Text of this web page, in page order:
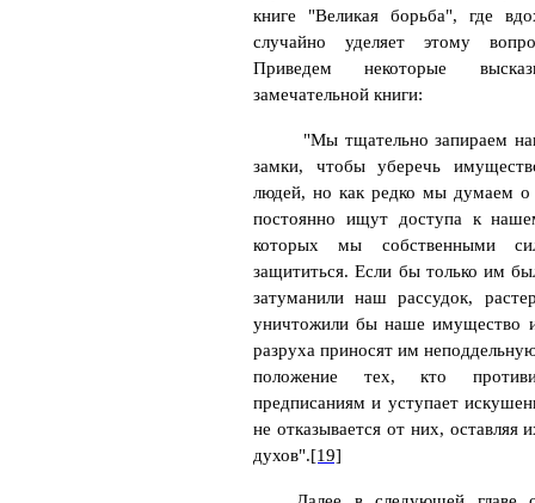
книге "Великая борьба", где
случайно уделяет этому
Приведем некоторые
замечательной книги:
"Мы тщательно запираем
замки, чтобы уберечь
людей, но как редко мы думаем о
постоянно ищут доступа к
которых мы собственными
защититься. Если бы только им
затуманили наш рассудок,
уничтожили бы наше имущество
разруха приносят им
положение тех, кто
предписаниям и уступает
не отказывается от них, оставляя
духов".[19]